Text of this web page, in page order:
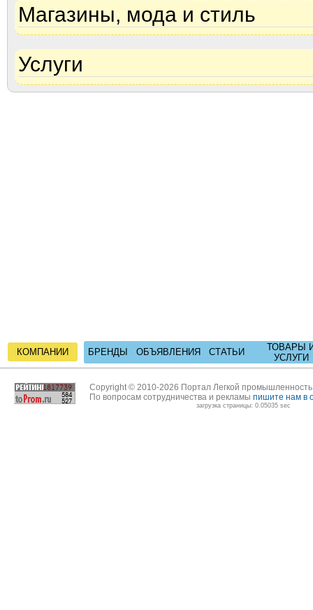
Магазины, мода и стиль
Услуги
КОМПАНИИ БРЕНДЫ ОБЪЯВЛЕНИЯ СТАТЬИ
ТОВАРЫ
УСЛУГИ
Copyright © 2010-2026 Портал Легкой
По вопросам сотрудничества и рекламы пишите нам в
загрузка страницы: 0.05035 sec